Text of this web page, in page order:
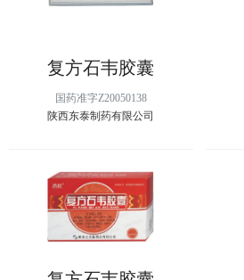
复方石韦胶囊
国药准字Z20050138
陕西东泰制药有限公司